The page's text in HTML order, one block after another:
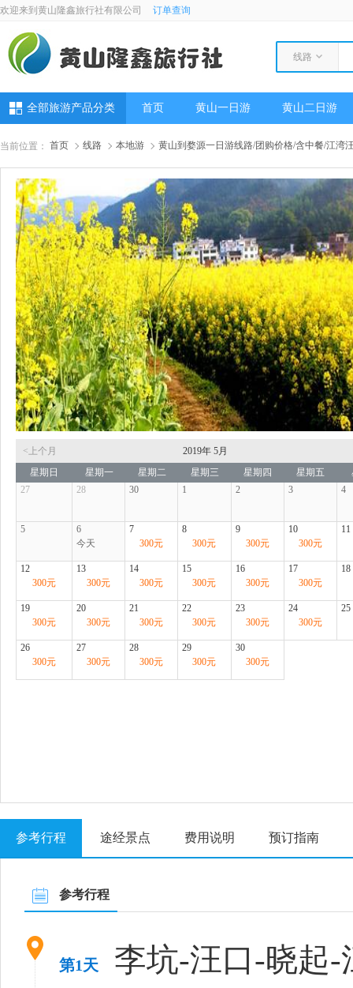
欢迎来到黄山隆鑫旅行社有限公司 订单查询
线路
全部旅游产品分类 首页 黄山一日游 黄山二日游
当前位置： 首页 线路 本地游 黄山到婺源一日游线路/团购价格/含中餐/江湾
<上个月
星期日
星期一 星期二 星期三 星期四 星期五
2019年 5月
27 28 30 1 2 3 4
5
6
今天
7
300元
8
300元
9
300元
10
300元
11
12
300元
13
300元
14
300元
15
300元
16
300元
17
300元
18
19
300元
20
300元
21
300元
22
300元
23
300元
24
300元
25
26
300元
27
300元
28
300元
29
300元
30
300元
参考行程 途经景点 费用说明 预订指南
参考行程
第1天 李坑-汪口-晓起-